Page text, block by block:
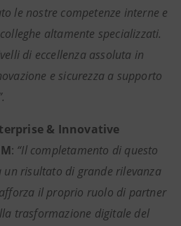
le nostre competenze interne e
altamente specializzati.
di eccellenza assoluta in
e sicurezza a supporto
& Innovative
: “Il completamento di questo
risultato di grande rilevanza
il proprio ruolo di partner
trasformazione digitale del